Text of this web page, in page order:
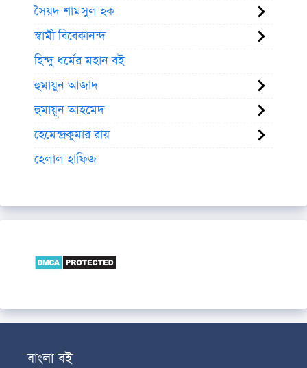
সৈয়দ শামসুল হক
স্বামী বিবেকানন্দ
হিন্দু ধর্মের মহান বই
হুমায়ুন আজাদ
হুমায়ূন আহমেদ
হেমেন্দ্রকুমার রায়
হেলাল হাফিজ
বাংলা বই